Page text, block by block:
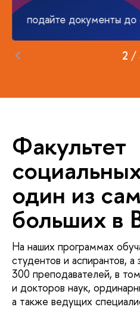
подайте документы до
2 /
Факультет
один из
больших в
На наших программах
студентов и аспирантов,
300 преподавателей, в
и докторов наук,
а также ведущих